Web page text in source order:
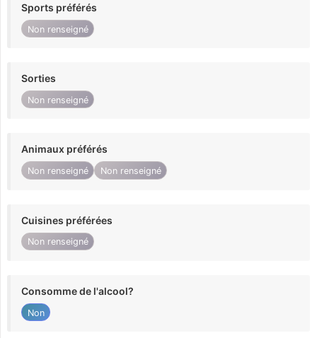
Sports préférés
Non renseigné
Sorties
Non renseigné
Animaux préférés
Non renseigné Non renseigné
Cuisines préférées
Non renseigné
Consomme de l'alcool?
Non